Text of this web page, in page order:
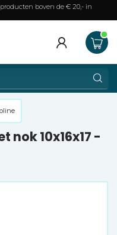
boven de € 20,- in
10x16x17 -